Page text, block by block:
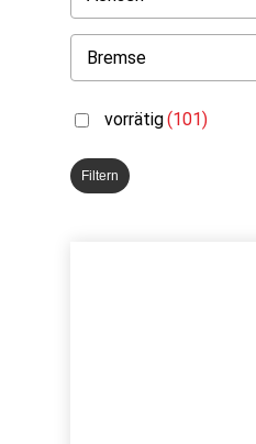
vorrätig(101)
Filtern